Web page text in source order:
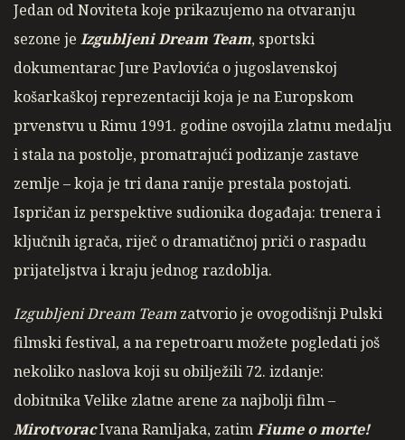
Jedan od Noviteta koje prikazujemo na otvaranju
sezone je Izgubljeni Dream Team, sportski
dokumentarac Jure Pavlovića o jugoslavenskoj
košarkaškoj reprezentaciji koja je na Europskom
prvenstvu u Rimu 1991. godine osvojila zlatnu medalju
i stala na postolje, promatrajući podizanje zastave
zemlje – koja je tri dana ranije prestala postojati.
Ispričan iz perspektive sudionika događaja: trenera i
ključnih igrača, riječ o dramatičnoj priči o raspadu
prijateljstva i kraju jednog razdoblja.
Izgubljeni Dream Team zatvorio je ovogodišnji Pulski
filmski festival, a na repetroaru možete pogledati još
nekoliko naslova koji su obilježili 72. izdanje:
dobitnika Velike zlatne arene za najbolji film –
MirotvoracIvana Ramljaka, zatimFiume o morte!